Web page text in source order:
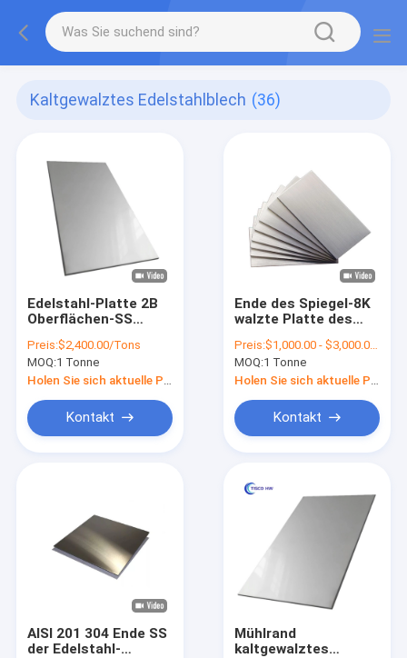
Kaltgewalztes Edelstahlblech (36)
Edelstahl-Platte 2B
Oberflächen-SS
bedecken 1219mm
Preis:$2,400.00/Tons
MOQ:1 Tonne
Kontakt
Ende des Spiegel-8K
walzte Platte des
0.5mm der Stärke-
ASTM 304 SS kalt
Preis:$1,000.00 - $3,000.00/Tons
MOQ:1 Tonne
Kontakt
AISI 201 304 Ende SS
der Edelstahl-
Mühlrand
kaltgewalztes